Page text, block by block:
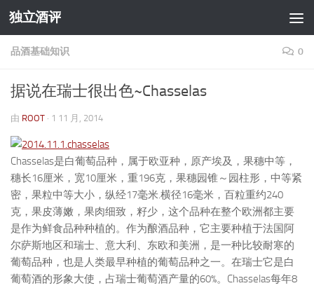
跳至内容
独立酒评
品酒基础知识 0
据说在瑞士很出色~Chasselas
由 ROOT · 1 11 月, 2014
Chasselas是白葡萄品种，属于欧亚种，原产埃及，果穗中等，
穗长16厘米，宽10厘米，重196克，果穗园锥～园柱形，中等紧
密，果粒中等大小，纵经17毫米.横径16毫米，百粒重约240
克，果皮薄嫩，果肉细致，籽少，这个品种在整个欧洲都主要
是作为鲜食品种种植的。作为酿酒品种，它主要种植于法国阿
尔萨斯地区和瑞士、意大利、东欧和美洲，是一种比较耐寒的
葡萄品种，也是人类最早种植的葡萄品种之一。在瑞士它是白
葡萄酒的形象大使，占瑞士葡萄酒产量的60%。Chasselas每年8